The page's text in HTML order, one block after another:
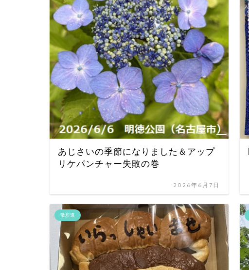
あじさいの季節になりました＆アップ
リケパンチャー失敗の巻
2026年6月7日
散歩道